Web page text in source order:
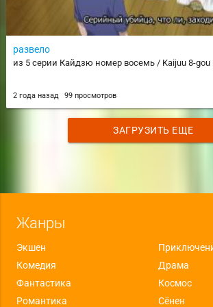
развело
из 5 серии Кайдзю номер восемь / Kaijuu 8-gou
2 года назад 99 просмотров
ЗАГРУЗИТЬ ЕЩЕ
Жанры
Экшен
Комедия
Драма
Фантастика
Космос
Романтика
Сёнен